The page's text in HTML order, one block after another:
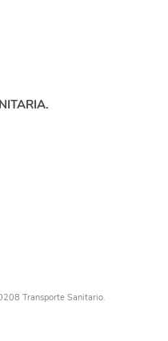
Transporte Sanitario.